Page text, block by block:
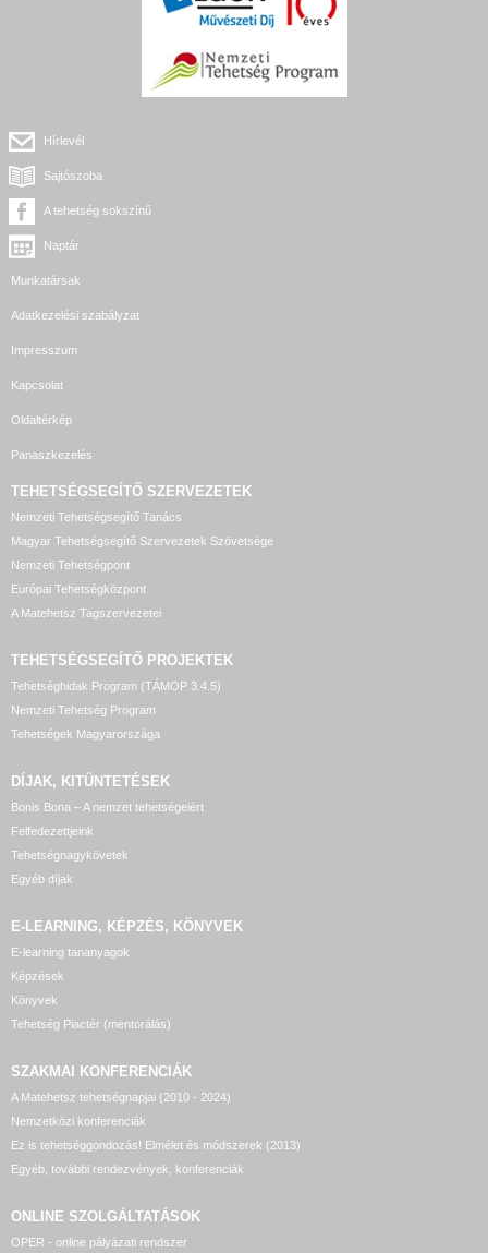
Hírlevél
Sajtószoba
A tehetség sokszínű
Naptár
Munkatársak
Adatkezelési szabályzat
Impresszum
Kapcsolat
Oldaltérkép
Panaszkezelés
TEHETSÉGSEGÍTŐ SZERVEZETEK
Nemzeti Tehetségsegítő Tanács
Magyar Tehetségsegítő Szervezetek Szövetsége
Nemzeti Tehetségpont
Európai Tehetségközpont
A Matehetsz Tagszervezetei
TEHETSÉGSEGÍTŐ PROJEKTEK
Tehetséghidak Program (TÁMOP 3.4.5)
Nemzeti Tehetség Program
Tehetségek Magyarországa
DÍJAK, KITÜNTETÉSEK
Bonis Bona – A nemzet tehetségeiért
Felfedezettjeink
Tehetségnagykövetek
Egyéb díjak
E-LEARNING, KÉPZÉS, KÖNYVEK
E-learning tananyagok
Képzések
Könyvek
Tehetség Piactér (mentorálás)
SZAKMAI KONFERENCIÁK
A Matehetsz tehetségnapjai (2010 - 2024)
Nemzetközi konferenciák
Ez is tehetséggondozás! Elmélet és módszerek (2013)
Egyéb, további rendezvények, konferenciák
ONLINE SZOLGÁLTATÁSOK
OPER - online pályázati rendszer